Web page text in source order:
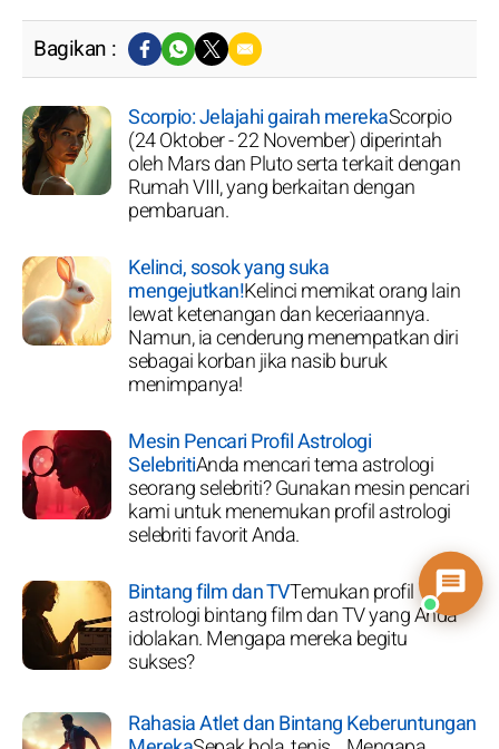
Bagikan :
Scorpio: Jelajahi gairah merekaScorpio
(24 Oktober - 22 November) diperintah
oleh Mars dan Pluto serta terkait dengan
Rumah VIII, yang berkaitan dengan
pembaruan.
Kelinci, sosok yang suka
mengejutkan!Kelinci memikat orang lain
lewat ketenangan dan keceriaannya.
Namun, ia cenderung menempatkan diri
sebagai korban jika nasib buruk
menimpanya!
Mesin Pencari Profil Astrologi
SelebritiAnda mencari tema astrologi
seorang selebriti? Gunakan mesin pencari
kami untuk menemukan profil astrologi
selebriti favorit Anda.
Bintang film dan TVTemukan profil
astrologi bintang film dan TV yang Anda
idolakan. Mengapa mereka begitu
sukses?
Rahasia Atlet dan Bintang Keberuntungan